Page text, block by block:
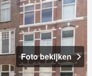
Foto bekijken